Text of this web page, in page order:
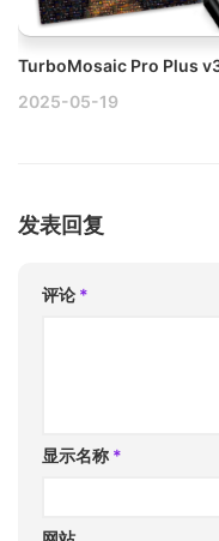
2025-05-19
发表回复
评论 *
显示名称 *